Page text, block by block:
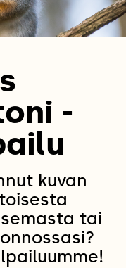
-
kuvan
tai